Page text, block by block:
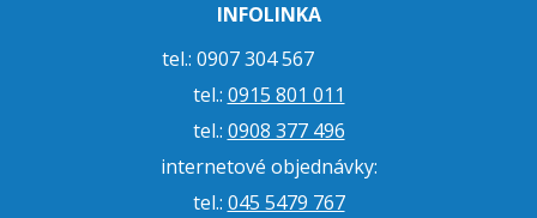
INFOLINKA
tel.: 0907 304 567
tel.: 0915 801 011
tel.: 0908 377 496
internetové objednávky:
tel.: 045 5479 767